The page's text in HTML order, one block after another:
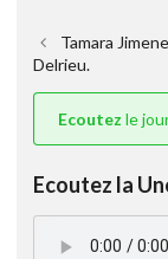
Tamara
Delrieu.
Ecoutez le
Ecoutez la